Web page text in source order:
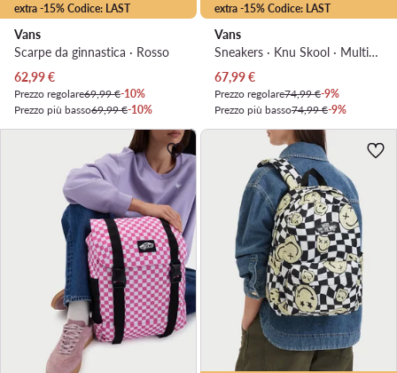
extra -15% Codice: LAST
Vans
Scarpe da ginnastica · Rosso
Prezzo attuale
62,99€
Prezzo regolare69,99 €-10%
Prezzo più basso69,99 €-10%
extra -15% Codice: LAST
Vans
Sneakers · Knu Skool · Multicolore
Prezzo attuale
67,99€
Prezzo regolare74,99 €-9%
Prezzo più basso74,99 €-9%